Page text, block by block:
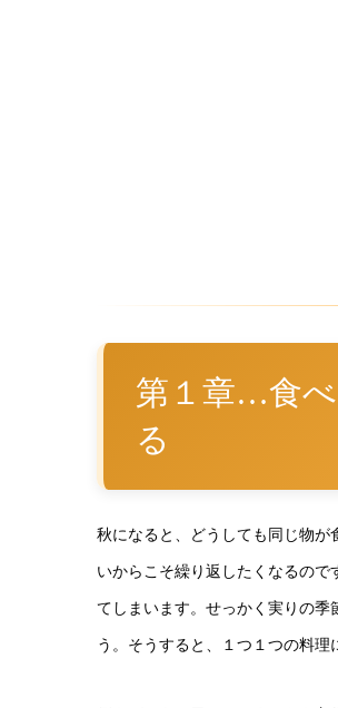
第１章…食
る
秋になると、どうしても同じ物
いからこそ繰り返したくなるの
てしまいます。せっかく実りの季
う。そうすると、１つ１つの料理